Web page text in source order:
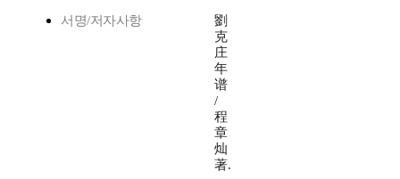
서명/저자사항
劉
克
庄
年
谱
/
程
章
灿
著.